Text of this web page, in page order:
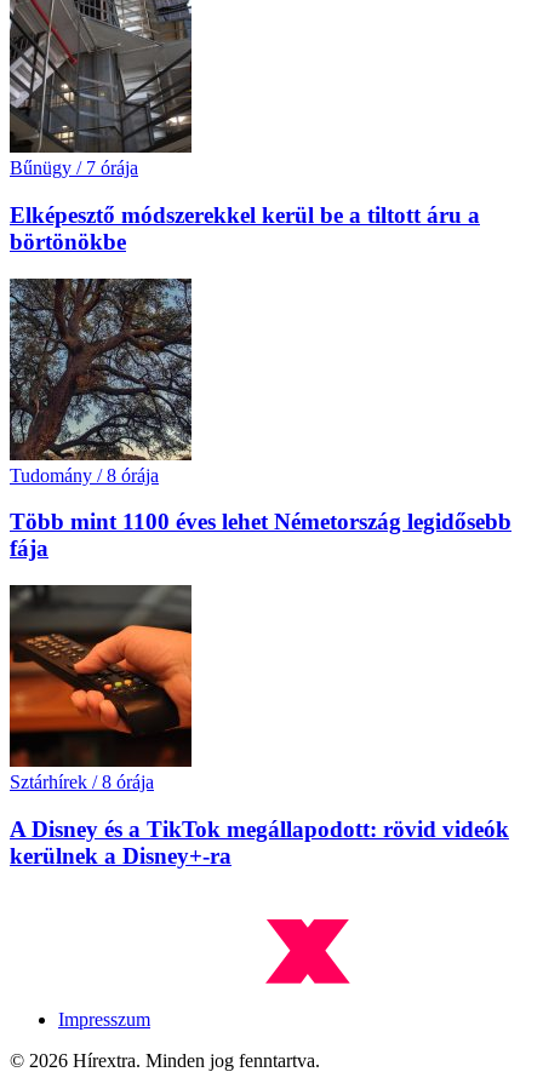
Bűnügy / 7 órája
Elképesztő módszerekkel kerül be a tiltott áru a
börtönökbe
Tudomány / 8 órája
Több mint 1100 éves lehet Németország legidősebb
fája
Sztárhírek / 8 órája
A Disney és a TikTok megállapodott: rövid videók
kerülnek a Disney+-ra
Impresszum
© 2026 Hírextra. Minden jog fenntartva.